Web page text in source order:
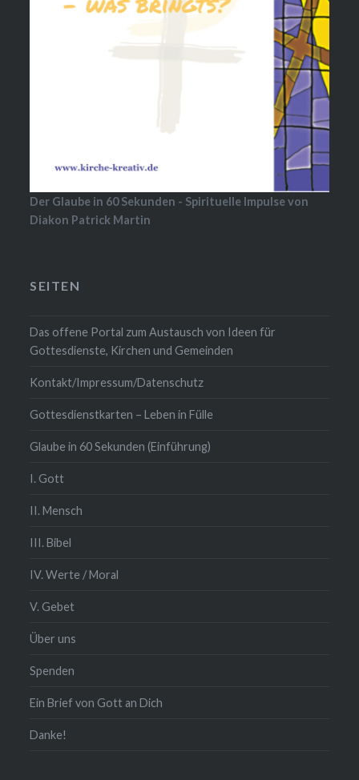
Der Glaube in 60 Sekunden - Spirituelle Impulse von
Diakon Patrick Martin
SEITEN
Das offene Portal zum Austausch von Ideen für
Gottesdienste, Kirchen und Gemeinden
Kontakt/Impressum/Datenschutz
Gottesdienstkarten – Leben in Fülle
Glaube in 60 Sekunden (Einführung)
I. Gott
II. Mensch
III. Bibel
IV. Werte / Moral
V. Gebet
Über uns
Spenden
Ein Brief von Gott an Dich
Danke!